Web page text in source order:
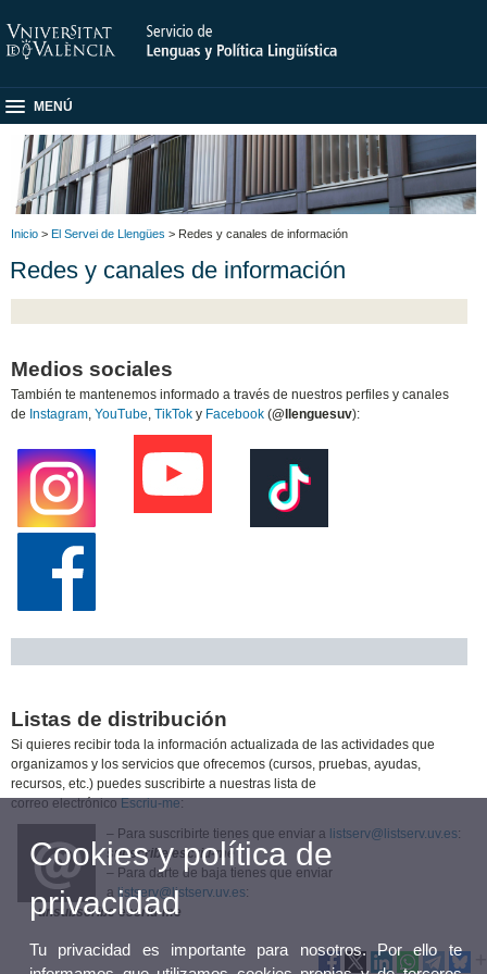
MENÚ
Inicio > El Servei de Llengües > Redes y canales de información
Redes y canales de información
Medios sociales
También te mantenemos informado a través de nuestros perfiles y canales
de Instagram,YouTube,TikTok y Facebook (@llenguesuv):
Listas de distribución
Si quieres recibir toda la información actualizada de las actividades que
organizamos y los servicios que ofrecemos (cursos, pruebas, ayudas,
recursos, etc.) puedes suscribirte a nuestras lista de
correo electrónico Escriu-me:
– Para suscribirte tienes que enviar a listserv@listserv.uv.es:
subscribe escriu-me
– Para darte de baja tienes que enviar
a listserv@listserv.uv.es:
unsubscribe escriu-me
Cookies y política de
privacidad
Tu privacidad es importante para nosotros. Por ello te